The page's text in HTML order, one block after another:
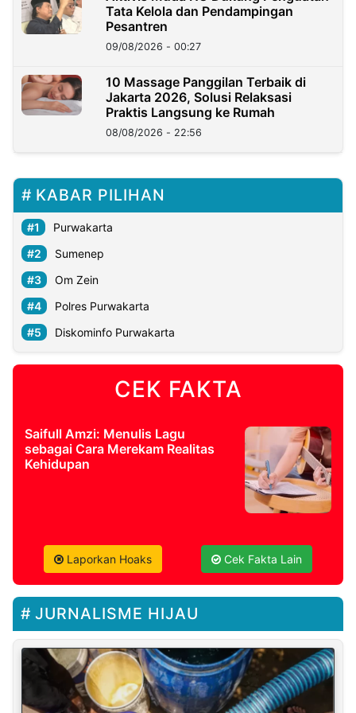
Tata Kelola dan Pendampingan
Pesantren
09/08/2026 - 00:27
10 Massage Panggilan Terbaik di
Jakarta 2026, Solusi Relaksasi
Praktis Langsung ke Rumah
08/08/2026 - 22:56
KABAR PILIHAN
Purwakarta
Sumenep
Om Zein
Polres Purwakarta
Diskominfo Purwakarta
CEK FAKTA
Saifull Amzi: Menulis Lagu
sebagai Cara Merekam Realitas
Kehidupan
Laporkan Hoaks Cek Fakta Lain
JURNALISME HIJAU